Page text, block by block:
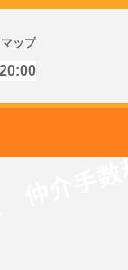
ップ